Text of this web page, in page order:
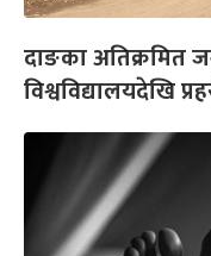
दाङका अतिक्रमित
विश्वविद्यालयदेखि